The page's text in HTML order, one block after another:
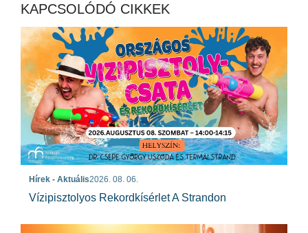
KAPCSOLÓDÓ CIKKEK
Hírek - Aktuális2026. 08. 06.
Vízipisztolyos Rekordkísérlet A Strandon